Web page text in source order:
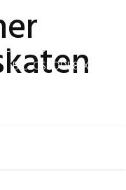
0300 3120 2624 46
BIC: OSDDDE81XXX